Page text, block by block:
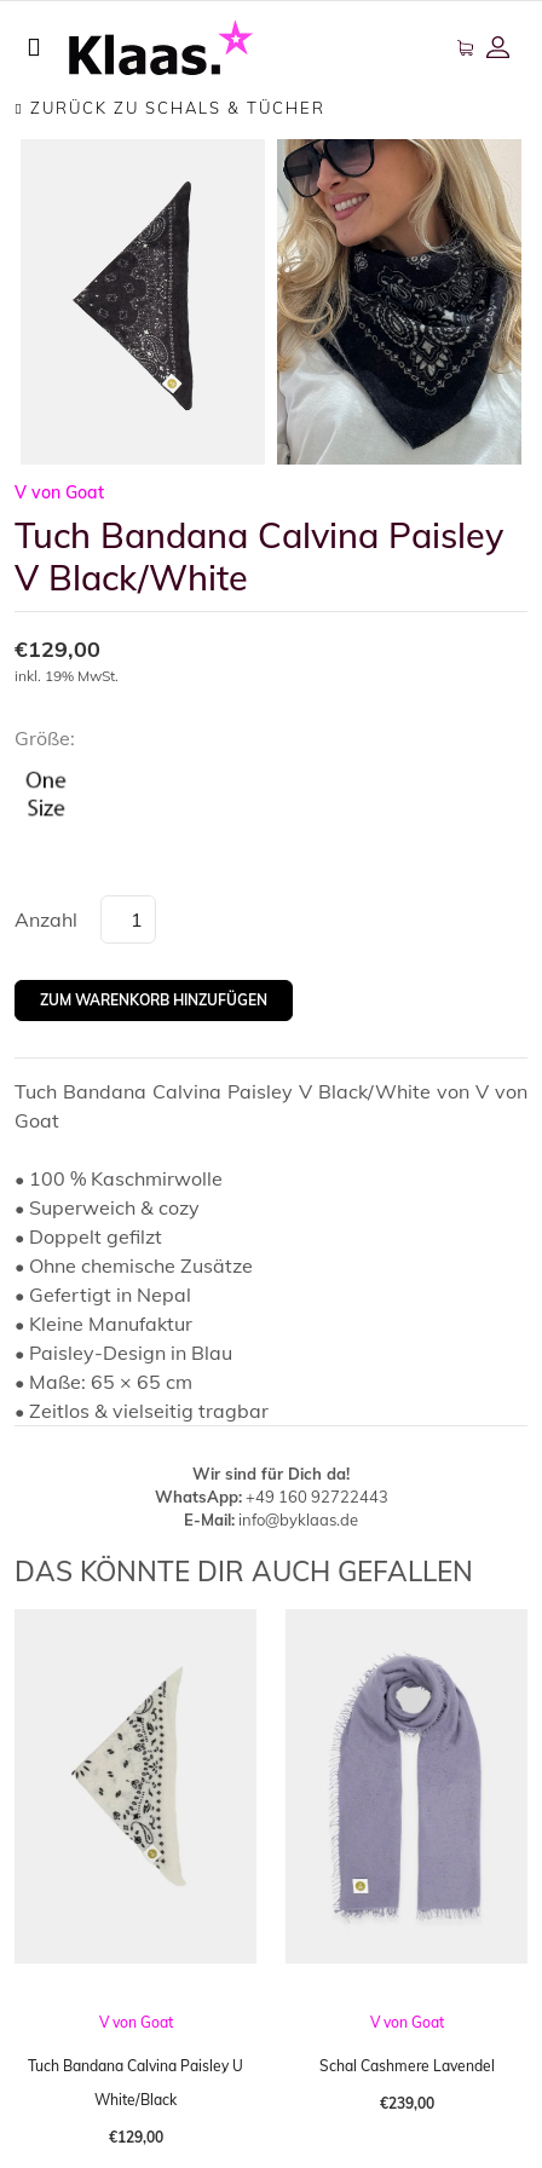
ZURÜCK ZU SCHALS & TÜCHER
V von Goat
Tuch Bandana Calvina Paisley
V Black/White
Größe:
Anzahl
€129,00
inkl. 19% MwSt.
Tuch Bandana Calvina Paisley V Black/White von V von
Goat
• 100 % Kaschmirwolle
• Superweich & cozy
• Doppelt gefilzt
• Ohne chemische Zusätze
• Gefertigt in Nepal
• Kleine Manufaktur
• Paisley-Design in Blau
• Maße: 65 × 65 cm
• Zeitlos & vielseitig tragbar
Wir sind für Dich da!
WhatsApp:+49 160 92722443
E-Mail: info@byklaas.de
DAS KÖNNTE DIR AUCH GEFALLEN
V von Goat
Tuch Bandana Calvina Paisley U
White/Black
€129,00
V von Goat
Schal Cashmere Lavendel
€239,00